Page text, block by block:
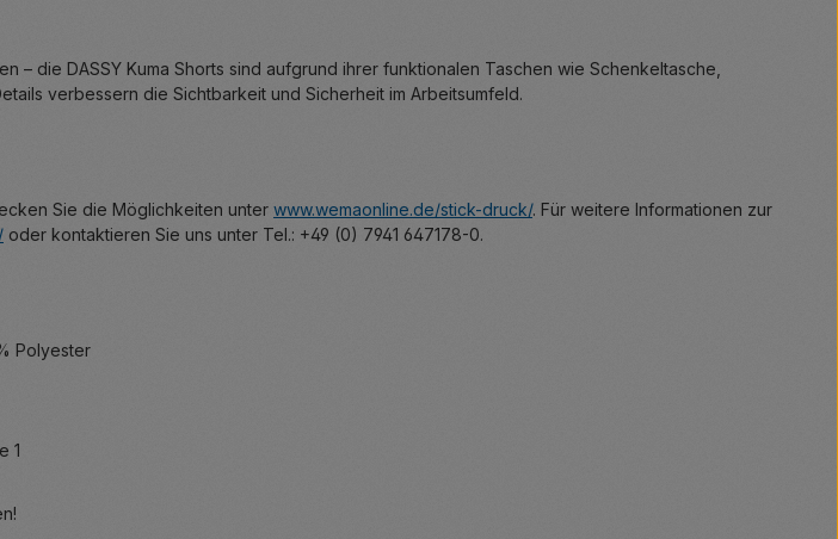
die DASSY Kuma Shorts sind aufgrund ihrer funktionalen Taschen wie Schenkeltasche,
verbessern die Sichtbarkeit und Sicherheit im Arbeitsumfeld.
Sie die Möglichkeiten unter www.wemaonline.de/stick-druck/. Für weitere Informationen zur
oder kontaktieren Sie uns unter Tel.: +49 (0) 7941 647178-0.
Polyester
1